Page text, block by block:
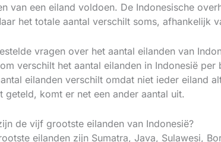
van een eiland voldoen. De Indonesische
het totale aantal verschilt soms, afhankelijk
vragen over het aantal eilanden van
verschilt het aantal eilanden in Indonesië per
eilanden verschilt omdat niet ieder eiland
geteld, komt er net een ander aantal uit.
de vijf grootste eilanden van Indonesië?
eilanden zijn Sumatra, Java, Sulawesi,